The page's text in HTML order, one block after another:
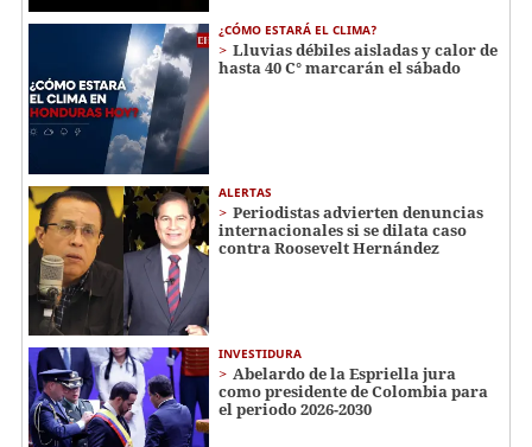
¿CÓMO ESTARÁ EL CLIMA?
Lluvias débiles aisladas y calor de
hasta 40 C° marcarán el sábado
ALERTAS
Periodistas advierten denuncias
internacionales si se dilata caso
contra Roosevelt Hernández
INVESTIDURA
Abelardo de la Espriella jura
como presidente de Colombia para
el periodo 2026-2030